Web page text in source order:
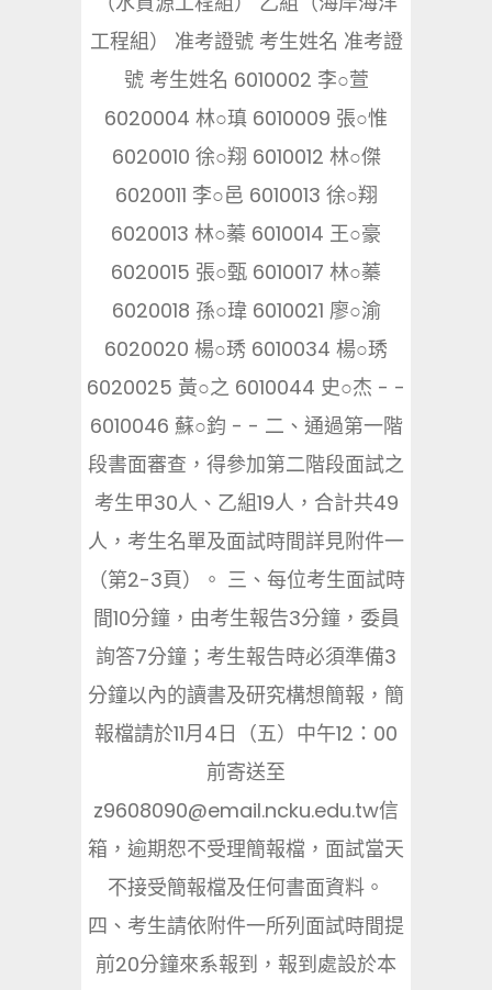
工程組） 准考證號 考生姓名 准考證
號 考生姓名 6010002 李○萱
6020004 林○瑱 6010009 張○惟
6020010 徐○翔 6010012 林○傑
6020011 李○邑 6010013 徐○翔
6020013 林○蓁 6010014 王○豪
6020015 張○甄 6010017 林○蓁
6020018 孫○瑋 6010021 廖○渝
6020020 楊○琇 6010034 楊○琇
6020025 黃○之 6010044 史○杰 - -
6010046 蘇○鈞 - - 二、通過第一階
段書面審查，得參加第二階段面試之
考生甲30人、乙組19人，合計共49
人，考生名單及面試時間詳見附件一
（第2-3頁）。 三、每位考生面試時
間10分鐘，由考生報告3分鐘，委員
詢答7分鐘；考生報告時必須準備3
分鐘以內的讀書及研究構想簡報，簡
報檔請於11月4日（五）中午12：00
前寄送至
z9608090@email.ncku.edu.tw信
箱，逾期恕不受理簡報檔，面試當天
不接受簡報檔及任何書面資料。
四、考生請依附件一所列面試時間提
前20分鐘來系報到，報到處設於本